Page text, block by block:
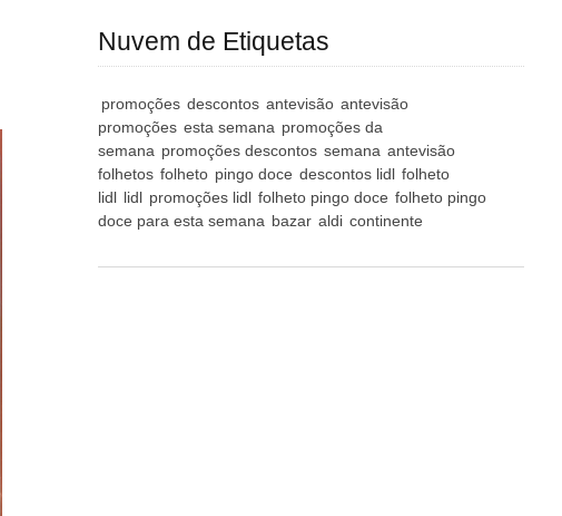
Nuvem de Etiquetas
promoções descontos antevisão antevisão
promoções esta semana promoções da
semana promoções descontos semana antevisão
folhetos folheto pingo doce descontos lidl folheto
lidl lidl promoções lidl folheto pingo doce folheto pingo
doce para esta semana bazar aldi continente